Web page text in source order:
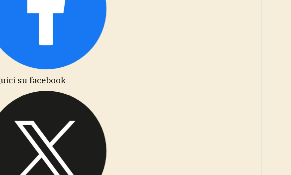
su facebook